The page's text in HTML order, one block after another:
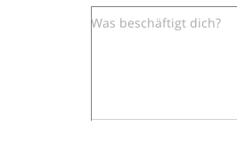
Was beschäftigt dich?